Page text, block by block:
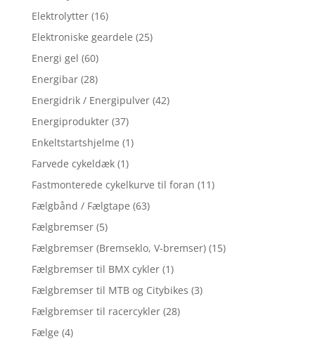
Elektrolytter (16)
Elektroniske geardele (25)
Energi gel (60)
Energibar (28)
Energidrik / Energipulver (42)
Energiprodukter (37)
Enkeltstartshjelme (1)
Farvede cykeldæk (1)
Fastmonterede cykelkurve til foran (11)
Fælgbånd / Fælgtape (63)
Fælgbremser (5)
Fælgbremser (Bremseklo, V-bremser) (15)
Fælgbremser til BMX cykler (1)
Fælgbremser til MTB og Citybikes (3)
Fælgbremser til racercykler (28)
Fælge (4)